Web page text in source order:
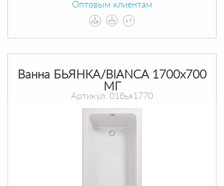
Оптовым клиентам
Ванна БЬЯНКА/BIANCA 1700х700
МГ
Артикул: 01бья1770